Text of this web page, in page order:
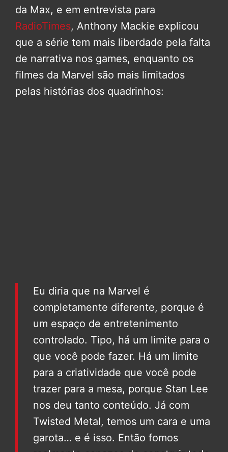
da Max, e em entrevista para
RadioTimes, Anthony Mackie explicou
que a série tem mais liberdade pela falta
de narrativa nos games, enquanto os
filmes da Marvel são mais limitados
pelas histórias dos quadrinhos:
Eu diria que na Marvel é
completamente diferente, porque é
um espaço de entretenimento
controlado. Tipo, há um limite para o
que você pode fazer. Há um limite
para a criatividade que você pode
trazer para a mesa, porque Stan Lee
nos deu tanto conteúdo. Já com
Twisted Metal, temos um cara e uma
garota… e é isso. Então fomos